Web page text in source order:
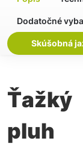
Dodatočné
Skúšobná
pluh